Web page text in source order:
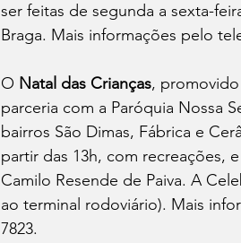
ser feitas de segunda a sexta-
Braga. Mais informações pelo
O Natal das Crianças,
parceria com a Paróquia Nossa
bairros São Dimas, Fábrica e
partir das 13h, com recreações,
Camilo Resende de Paiva. A
ao terminal rodoviário). Mais
7823.